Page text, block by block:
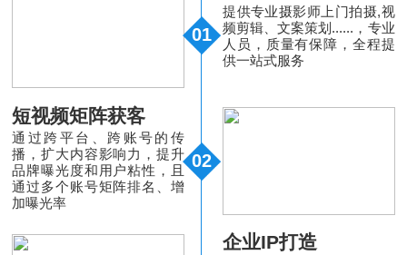
01
提供专业摄影师上门拍摄,视
频剪辑、文案策划......，专业
人员，质量有保障，全程提
供一站式服务
02
短视频矩阵获客
通过跨平台、跨账号的传
播，扩大内容影响力，提升
品牌曝光度和用户粘性，且
通过多个账号矩阵排名、增
加曝光率
企业IP打造